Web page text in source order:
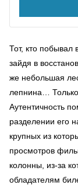
Тот, кто побывал
зайдя в
же небольшая
лепнина…
Аутентичность
разделении его
крупных из
просмотров
колонны, из-за
обладателям